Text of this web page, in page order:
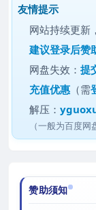
友情提示
网站持续更新
建议登录后赞
网盘失效：提
充值优惠 （需
解压：
（一般为百度网
赞助须知